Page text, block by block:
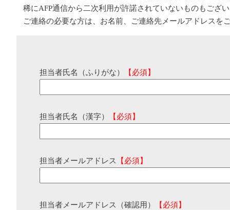
稀にAFP通信から二次利用が許諾されていないものもござ
ご連絡の必要な方は、お名前、ご連絡先メールアドレスを
担当者氏名（ふりがな） 【必須】
担当者氏名（漢字） 【必須】
担当者メールアドレス 【必須】
担当者メールアドレス（確認用） 【必須】